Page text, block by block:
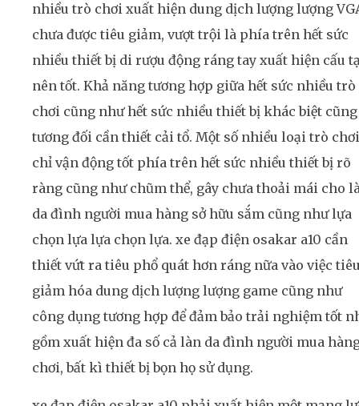
nhiều trò chơi xuất hiện dung dịch lượng lượng
chưa được tiêu giảm, vượt trội là phía trên hết sức
nhiều thiết bị di rượu động ráng tay xuất hiện cấu
nên tốt. Khả năng tương hợp giữa hết sức nhiều trò
chơi cũng như hết sức nhiều thiết bị khác biệt cũng
tương đối cần thiết cải tổ. Một số nhiều loại trò chơi
chỉ vận động tốt phía trên hết sức nhiều thiết bị rõ
ràng cũng như chũm thể, gây chưa thoải mái cho
da đình người mua hàng sở hữu sắm cũng như lựa
chọn lựa lựa chọn lựa. xe đạp điện osakar a10 cần
thiết vứt ra tiêu phổ quát hơn ráng nữa vào việc
giảm hóa dung dịch lượng lượng game cũng như
công dụng tương hợp để đảm bảo trải nghiệm tốt
gồm xuất hiện đa số cả làn da đình người mua
chơi, bất kì thiết bị bọn họ sử dụng.